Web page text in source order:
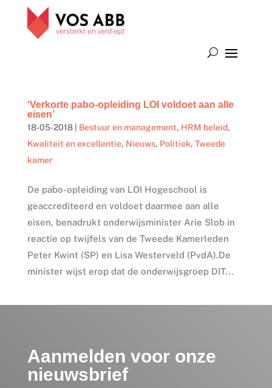
‘Verkorte pabo-opleiding LOI voldoet aan alle
eisen’
18-05-2018| Bestuur en management, HRM beleid,
Kwaliteit en excellentie, Nieuws, Politiek, Tweede
kamer
De pabo-opleiding van LOI Hogeschool is
geaccrediteerd en voldoet daarmee aan alle
eisen, benadrukt onderwijsminister Arie Slob in
reactie op twijfels van de Tweede Kamerleden
Peter Kwint (SP) en Lisa Westerveld (PvdA).De
minister wijst erop dat de onderwijsgroep DIT...
Aanmelden voor onze
nieuwsbrief